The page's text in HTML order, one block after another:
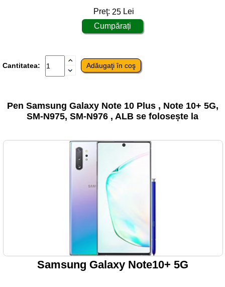
Preţ: 25 Lei
Cantitatea:
Pen Samsung Galaxy Note 10 Plus , Note 10+ 5G,
SM-N975, SM-N976 , ALB se folosește la
Samsung Galaxy Note10+ 5G